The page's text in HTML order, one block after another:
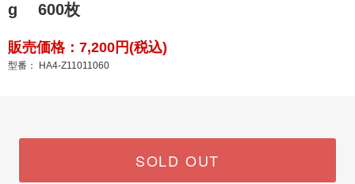
g 600枚
販売価格：7,200円(税込)
型番： HA4-Z11011060
SOLD OUT